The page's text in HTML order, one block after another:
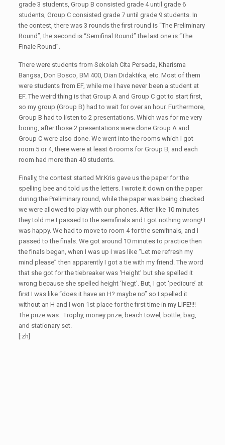
grade 3 students, Group B consisted grade 4 until grade 6
students, Group C consisted grade 7 until grade 9 students. In
the contest, there was 3 rounds the first round is “The Preliminary
Round”, the second is “Semifinal Round” the last one is “The
Finale Round”.
There were students from Sekolah Cita Persada, Kharisma
Bangsa, Don Bosco, BM 400, Dian Didaktika, etc. Most of them
were students from EF, while me I have never been a student at
EF. The weird thing is that Group A and Group C got to start first,
so my group (Group B) had to wait for over an hour. Furthermore,
Group B had to listen to 2 presentations. Which was for me very
boring, after those 2 presentations were done Group A and
Group C were also done. We went into the rooms which I got
room 5 or 4, there were at least 6 rooms for Group B, and each
room had more than 40 students.
Finally, the contest started Mr.Kris gave us the paper for the
spelling bee and told us the letters. I wrote it down on the paper
during the Preliminary round, while the paper was being checked
we were allowed to play with our phones. After like 10 minutes
they told me I passed to the semifinals and I got nothing wrong! I
was happy. We had to move to room 4 for the semifinals, and I
passed to the finals. We got around 10 minutes to practice then
the finals began, when I was up I was like “Let me refresh my
mind please” then apparently I got a tie with my friend. The word
that she got for the tiebreaker was ‘Height’ but she spelled it
wrong because she spelled height ‘hiegt’. But, I got ‘pedicure’ at
first I was like “does it have an H? maybe no” so I spelled it
without an H and I won 1st place for the first time in my LIFE!!!!
The prize was : Trophy, money prize, beach towel, bottle, bag,
and stationary set.
[:zh]